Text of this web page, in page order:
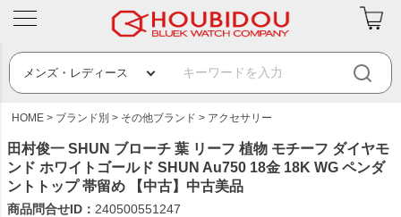
HOME ブランド別 その他ブランド アクセサリー
田村俊一 SHUN ブローチ 葉 リーフ 植物 モチーフ ダイヤモ
ンド ホワイトゴールド SHUN Au750 18金 18K WG ペンダ
ントトップ 帯留め 【中古】中古美品
商品問合せID： 240500551247